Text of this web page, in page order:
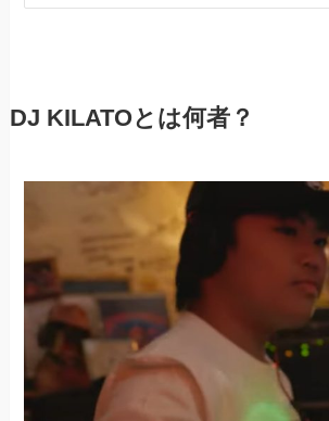
DJ KILATOとは何者？